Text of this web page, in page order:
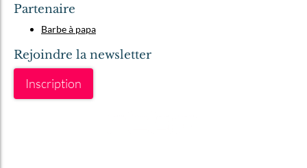
Partenaire
Barbe à papa
Rejoindre la newsletter
Inscription